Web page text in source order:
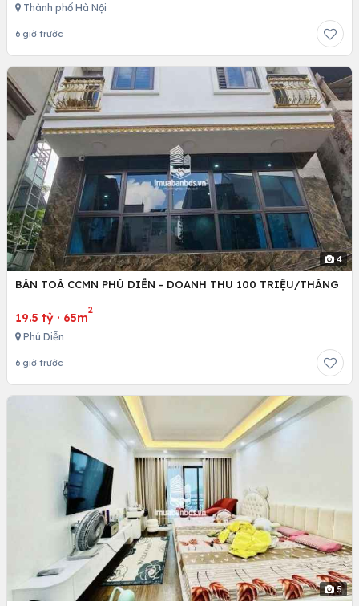
Thành phố Hà Nội
6 giờ trước
4
BÁN TOÀ CCMN PHÚ DIỄN - DOANH THU 100 TRIỆU/THÁNG
19.5 tỷ · 65m
2
Phú Diễn
6 giờ trước
5